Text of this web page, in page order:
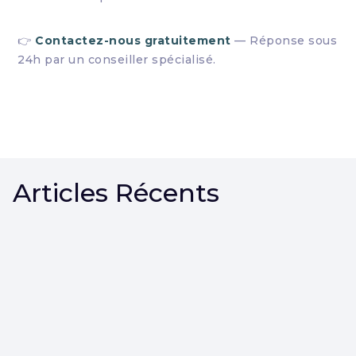
👉 Contactez-nous gratuitement — Réponse sous
24h par un conseiller spécialisé.
Articles Récents